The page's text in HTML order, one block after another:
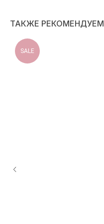
ТАКЖЕ РЕКОМЕНДУЕМ
SALE